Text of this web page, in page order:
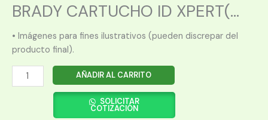
BRADY CARTUCHO ID XPERT(...
• Imágenes para fines ilustrativos (pueden discrepar del
producto final).
BRADY
CARTUCHO
AÑADIR AL CARRITO
SOLICITAR
COTIZACIÓN